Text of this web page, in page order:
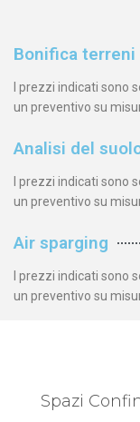
Bonifica terreni
I prezzi indicati sono
un preventivo su
Analisi del
I prezzi indicati sono
un preventivo su
Air sparging
I prezzi indicati sono
un preventivo su
Spazi